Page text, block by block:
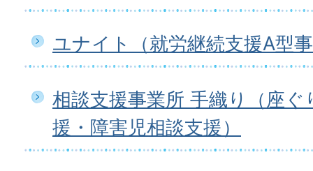
ユナイト（就労継続支援A型
相談支援事業所 手織り（座ぐ
援・障害児相談支援）